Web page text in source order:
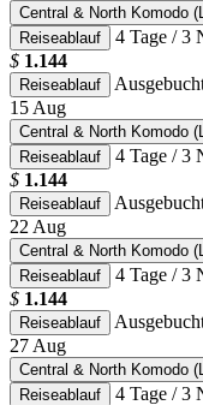
Central & North Komodo
Reiseablauf
4 Tage / 3
$ 1.144
Reiseablauf
15 Aug
Central & North Komodo
Reiseablauf
4 Tage / 3
$ 1.144
Reiseablauf
22 Aug
Central & North Komodo
Reiseablauf
4 Tage / 3
$ 1.144
Reiseablauf
27 Aug
Central & North Komodo
Reiseablauf
4 Tage / 3